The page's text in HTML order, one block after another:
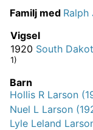
Familj med Ralph
Vigsel
1920 South
1)
Barn
Hollis R Larson
Nuel L Larson
Lyle Leland